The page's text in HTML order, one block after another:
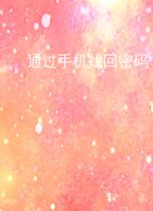
通过手机找回密码